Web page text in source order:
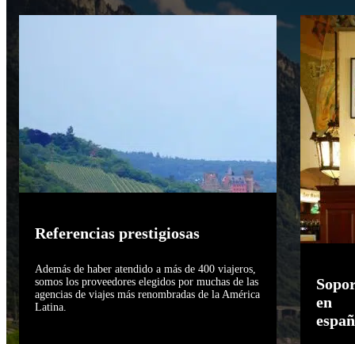
Referencias prestigiosas
Además de haber atendido a más de 400 viajeros,
somos los proveedores elegidos por muchas de las
agencias de viajes más renombradas de la América
Latina.
en